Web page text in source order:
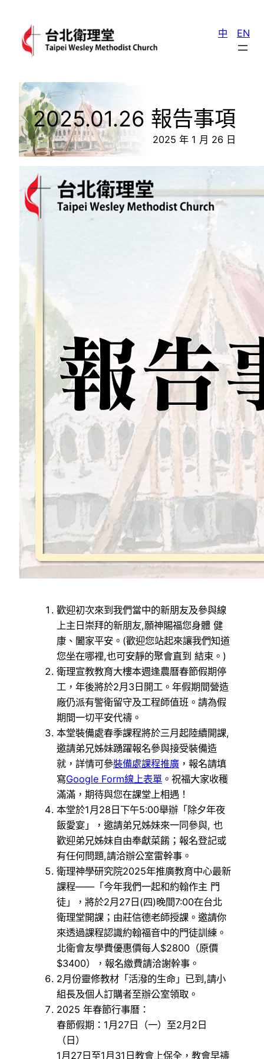
中 EN
2025.01.26 報告事項
2025 年 1 月 26 日
歡迎初次來到我們當中的新朋友及參與線
上主日崇拜的新朋友,願神賜福您身體 健
康、闔家平安。(歡迎您站起來讓我們知道
您坐在哪裡,也可安靜的聚會直到 結束。)
衛理宣教教育大樓本週逢農曆春節假期停
工，年後將於2月3日開工。年假期間營造
廠仍派有警衛留守及工程師值班。請為假
期間一切平安代禱。
本堂裝備處春季課程將於三月起陸續開課,
邀請弟兄姊妹踴躍報名參與接受裝備造
就，詳情可參裝備處課程推廣 ，報名請填
寫Google Form線上表單 。祝福大家收穫
滿滿，期待與您在課堂上相遇！
本堂於1月28日下午5:00舉辦「除夕年夜
飯愛宴」，邀請弟兄姊妹來一同參與, 也
歡迎弟兄姊妹自由奉獻菜餚；報名登記或
有任何問題,請洽辦公室雷幹事。
衛理神學研究院2025年推廣教育中心最新
課程——「今年我們一起和約翰作主 門
徒」，將於2月27日(四)晚間7:00在台北
衛理堂開課；由莊信德老師授課。邀請你
來透過課程認識約翰福音中的門徒訓練。
北衛會友學費優惠價每人$2800（原價
$3400），報名繳費請洽謝幹事。
2月份靈修教材「活潑的生命」已到,請小
組長及個人訂購者至辦公室領取。
2025 年春節行事曆：
春節假期：1月27日（一）至2月2日
（日）
1月27日至1月31日教會上保全，教會早禱